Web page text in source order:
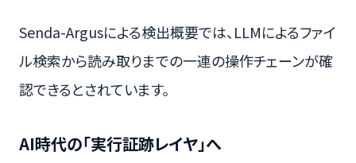
Senda-Argusによる検出概要では、LLMによるファイ
ル検索から読み取りまでの一連の操作チェーンが確
認できるとされています。
AI時代の「実行証跡レイヤ」へ